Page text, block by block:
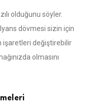
olduğunu söyler.
dövmesi sizin için
işaretleri değiştirebilir
olmasını